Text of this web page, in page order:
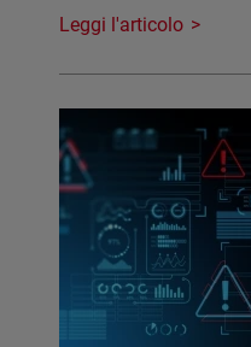
Leggi l'articolo